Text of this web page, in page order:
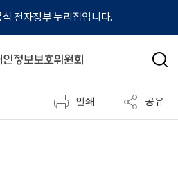
전자정부 누리집입니다.
검
인쇄 공유